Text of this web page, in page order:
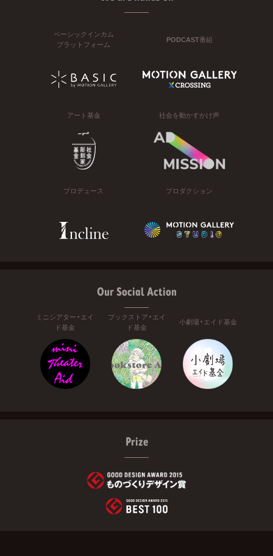
ベーシックインカム
プラットフォーム
PODCAST番組
アート基金 社会を動かすかけ声
プロデュース プロダクション
Our Social Action
ミニシアター・エイ
ド基金
ブックストア・エイ
ド基金
小劇場・エイド基金
Prize